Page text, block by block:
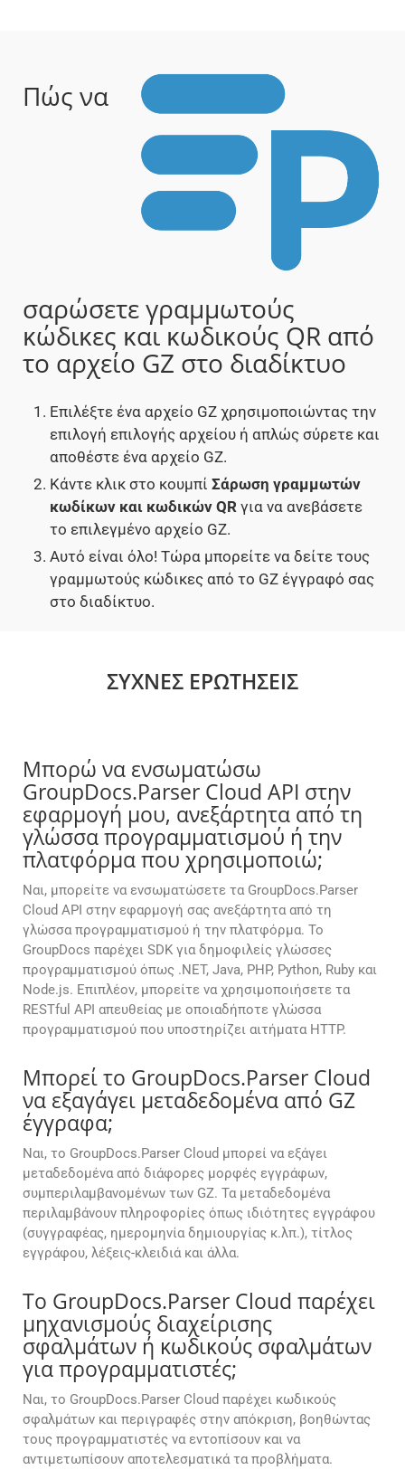
Πώς να
σαρώσετε γραμμωτούς
κώδικες και κωδικούς QR από
το αρχείο GZ στο διαδίκτυο
Επιλέξτε ένα αρχείο GZ χρησιμοποιώντας την
επιλογή επιλογής αρχείου ή απλώς σύρετε και
αποθέστε ένα αρχείο GZ.
Κάντε κλικ στο κουμπί Σάρωση γραμμωτών
κωδίκων και κωδικών QR για να ανεβάσετε
το επιλεγμένο αρχείο GZ.
Αυτό είναι όλο! Τώρα μπορείτε να δείτε τους
γραμμωτούς κώδικες από το GZ έγγραφό σας
στο διαδίκτυο.
ΣΥΧΝΈΣ ΕΡΩΤΉΣΕΙΣ
Μπορώ να ενσωματώσω
GroupDocs.Parser Cloud API στην
εφαρμογή μου, ανεξάρτητα από τη
γλώσσα προγραμματισμού ή την
πλατφόρμα που χρησιμοποιώ;
Ναι, μπορείτε να ενσωματώσετε τα GroupDocs.Parser
Cloud API στην εφαρμογή σας ανεξάρτητα από τη
γλώσσα προγραμματισμού ή την πλατφόρμα. Το
GroupDocs παρέχει SDK για δημοφιλείς γλώσσες
προγραμματισμού όπως .NET, Java, PHP, Python, Ruby και
Node.js. Επιπλέον, μπορείτε να χρησιμοποιήσετε τα
RESTful API απευθείας με οποιαδήποτε γλώσσα
προγραμματισμού που υποστηρίζει αιτήματα HTTP.
Μπορεί το GroupDocs.Parser Cloud
να εξαγάγει μεταδεδομένα από GZ
έγγραφα;
Ναι, το GroupDocs.Parser Cloud μπορεί να εξάγει
μεταδεδομένα από διάφορες μορφές εγγράφων,
συμπεριλαμβανομένων των GZ. Τα μεταδεδομένα
περιλαμβάνουν πληροφορίες όπως ιδιότητες εγγράφου
(συγγραφέας, ημερομηνία δημιουργίας κ.λπ.), τίτλος
εγγράφου, λέξεις-κλειδιά και άλλα.
Το GroupDocs.Parser Cloud παρέχει
μηχανισμούς διαχείρισης
σφαλμάτων ή κωδικούς σφαλμάτων
για προγραμματιστές;
Ναι, το GroupDocs.Parser Cloud παρέχει κωδικούς
σφαλμάτων και περιγραφές στην απόκριση, βοηθώντας
τους προγραμματιστές να εντοπίσουν και να
αντιμετωπίσουν αποτελεσματικά τα προβλήματα.